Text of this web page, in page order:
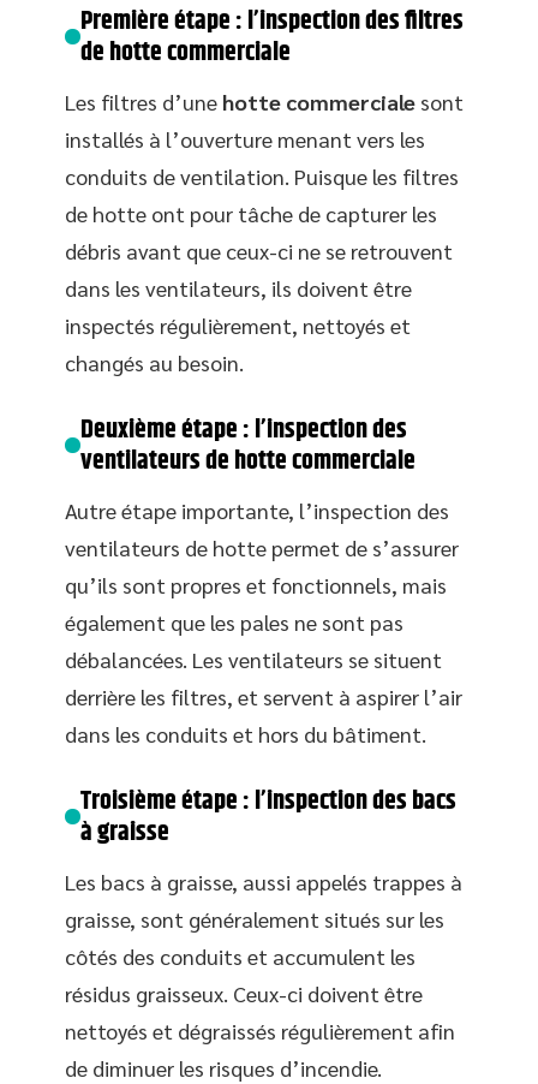
Première étape : l’inspection des filtres
de hotte commerciale
Les filtres d’une hotte commerciale sont
installés à l’ouverture menant vers les
conduits de ventilation. Puisque les filtres
de hotte ont pour tâche de capturer les
débris avant que ceux-ci ne se retrouvent
dans les ventilateurs, ils doivent être
inspectés régulièrement, nettoyés et
changés au besoin.
Deuxième étape : l’inspection des
ventilateurs de hotte commerciale
Autre étape importante, l’inspection des
ventilateurs de hotte permet de s’assurer
qu’ils sont propres et fonctionnels, mais
également que les pales ne sont pas
débalancées. Les ventilateurs se situent
derrière les filtres, et servent à aspirer l’air
dans les conduits et hors du bâtiment.
Troisième étape : l’inspection des bacs
à graisse
Les bacs à graisse, aussi appelés trappes à
graisse, sont généralement situés sur les
côtés des conduits et accumulent les
résidus graisseux. Ceux-ci doivent être
nettoyés et dégraissés régulièrement afin
de diminuer les risques d’incendie.